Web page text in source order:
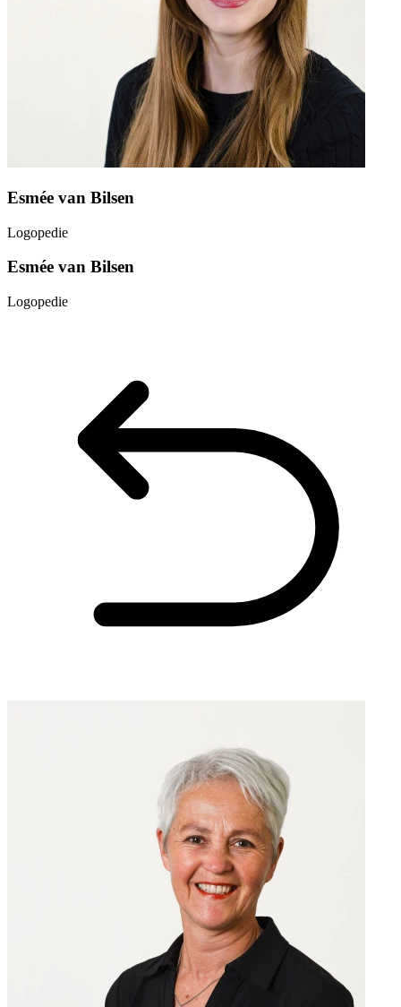
Esmée van Bilsen
Logopedie
Esmée van Bilsen
Logopedie